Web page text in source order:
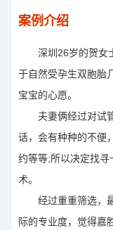
案例介绍
深圳26岁的贺女士
于自然受孕生双胞胎
宝宝的心愿。
夫妻俩经过对试管
话，会有种种的不便
约等等;所以决定找
术。
经过重重筛选，最
际的专业度，觉得嘉